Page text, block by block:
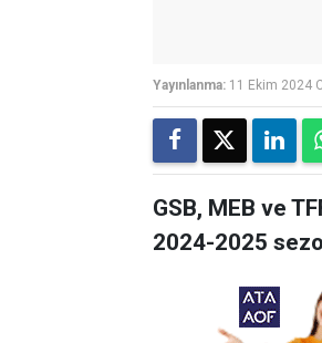
Yayınlanma: 11 Ekim 2024
GSB, MEB ve
2024-2025